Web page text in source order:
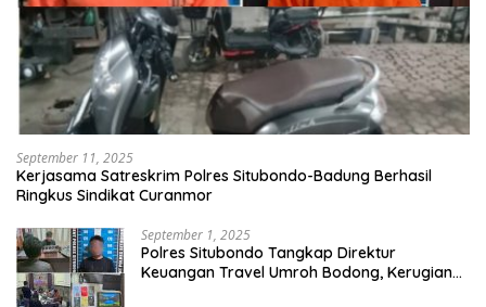
September 11, 2025
Kerjasama Satreskrim Polres Situbondo-Badung Berhasil
Ringkus Sindikat Curanmor
September 1, 2025
Polres Situbondo Tangkap Direktur
Keuangan Travel Umroh Bodong, Kerugian